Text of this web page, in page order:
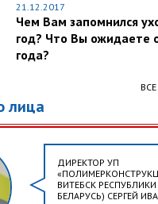
21.12.2017
Чем Вам запомнился
год? Что Вы ожидаете
года?
лица
ДИРЕКТОР УП
ВИТЕБСК РЕСПУБЛИКИ
БЕЛАРУСЬ) СЕРГЕЙ